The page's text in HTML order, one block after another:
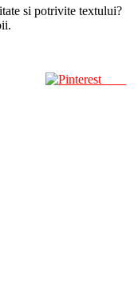
si potrivite textului?